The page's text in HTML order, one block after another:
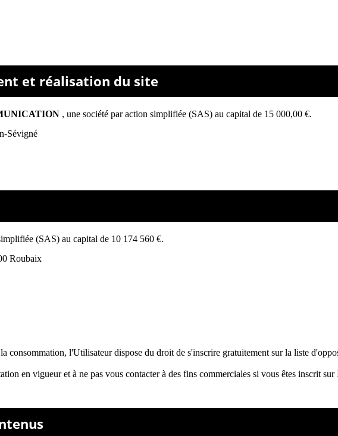
et réalisation du site
, une société par action simplifiée (SAS) au capital de 15 000,00 €.
Sévigné
(SAS) au capital de 10 174 560 €.
Roubaix
consommation, l'Utilisateur dispose du droit de s'inscrire gratuitement sur la liste
en vigueur et à ne pas vous contacter à des fins commerciales si vous êtes inscrit